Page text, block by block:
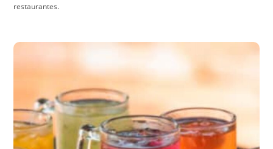
restaurantes.